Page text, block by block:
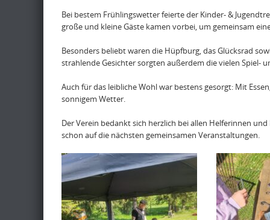
Bei bestem Frühlingswetter feierte der Kinder- &
große und kleine Gäste kamen vorbei, um gemeinsam
Besonders beliebt waren die Hüpfburg, das Glücksrad
strahlende Gesichter sorgten außerdem die vielen Spiel-
Auch für das leibliche Wohl war bestens gesorgt: Mit
sonnigem Wetter.
Der Verein bedankt sich herzlich bei allen Helferinnen
schon auf die nächsten gemeinsamen Veranstaltungen.